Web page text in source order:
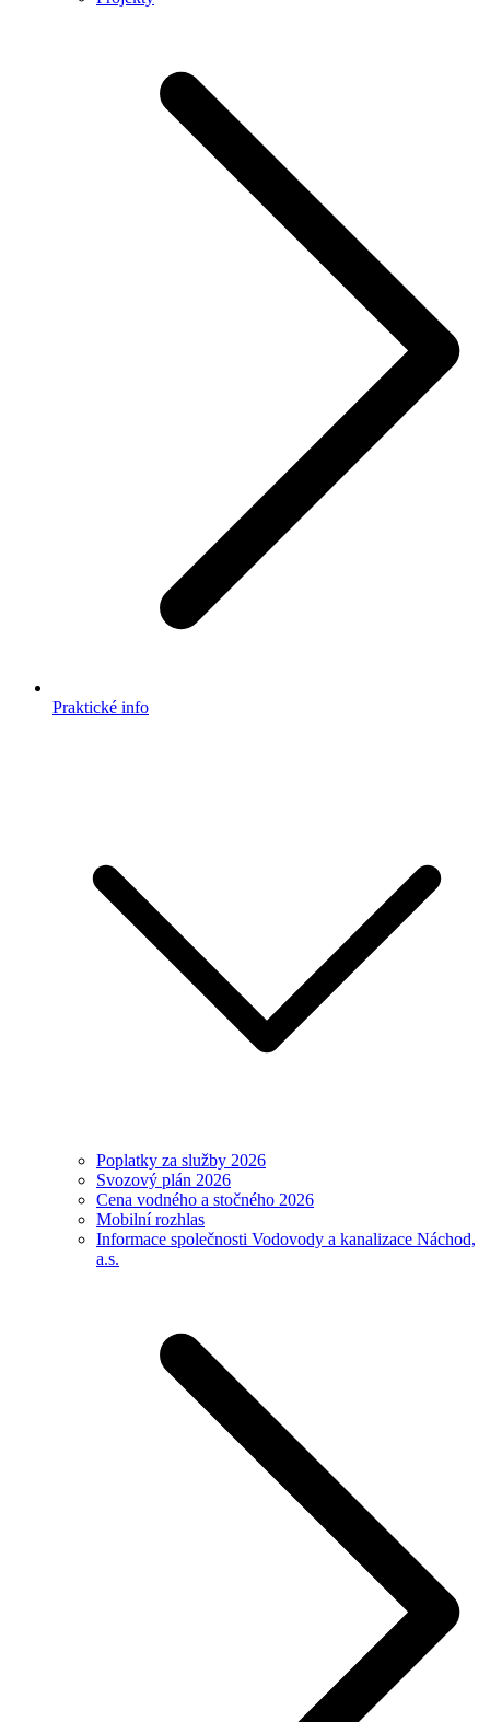
Praktické info
Poplatky za služby 2026
Svozový plán 2026
Cena vodného a stočného 2026
Mobilní rozhlas
Informace společnosti Vodovody a kanalizace Náchod,
a.s.